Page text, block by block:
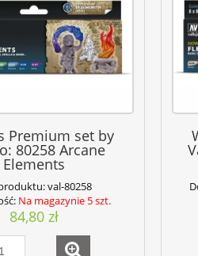
Premium set by
80258 Arcane
Elements
val-80258
Na magazynie 5 szt.
84,80 zł